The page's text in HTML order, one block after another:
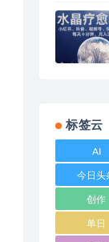
标签云
AI
今日头
创作
单日